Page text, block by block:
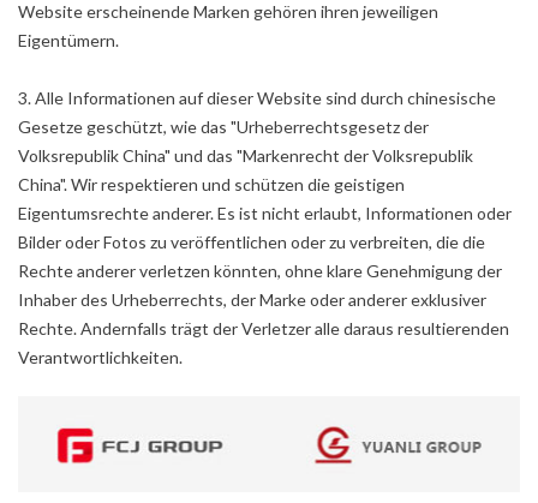
Website erscheinende Marken gehören ihren jeweiligen
Eigentümern.
3. Alle Informationen auf dieser Website sind durch chinesische
Gesetze geschützt, wie das "Urheberrechtsgesetz der
Volksrepublik China" und das "Markenrecht der Volksrepublik
China". Wir respektieren und schützen die geistigen
Eigentumsrechte anderer. Es ist nicht erlaubt, Informationen oder
Bilder oder Fotos zu veröffentlichen oder zu verbreiten, die die
Rechte anderer verletzen könnten, ohne klare Genehmigung der
Inhaber des Urheberrechts, der Marke oder anderer exklusiver
Rechte. Andernfalls trägt der Verletzer alle daraus resultierenden
Verantwortlichkeiten.